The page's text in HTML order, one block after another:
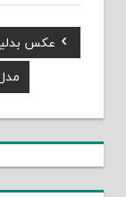
راهبری
نوشته
Previous
Post:
عکس
مدل رنگ